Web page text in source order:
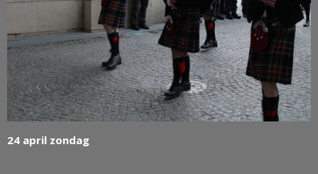
24 april zondag